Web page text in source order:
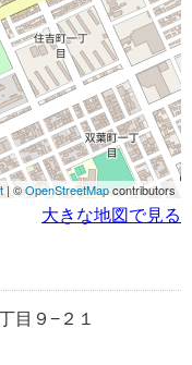
| ©OpenStreetMapcontributors
大きな地図で見る
目９−２１